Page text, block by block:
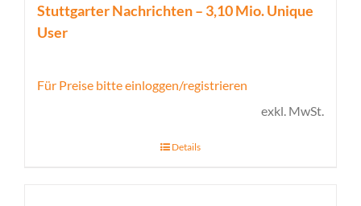
Stuttgarter Nachrichten – 3,10 Mio. Unique
User
Für Preise bitte einloggen/registrieren
exkl. MwSt.
Details